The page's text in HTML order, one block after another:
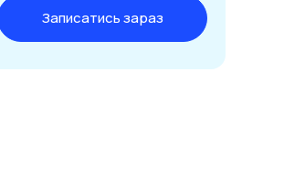
Записатись зараз